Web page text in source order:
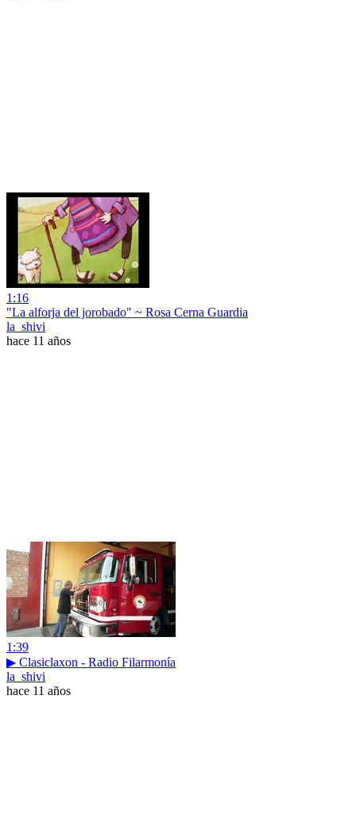
1:16
"La alforja del jorobado" ~ Rosa Cerna Guardia
la_shivi
hace 11 años
1:39
▶ Clasiclaxon - Radio Filarmonía
la_shivi
hace 11 años